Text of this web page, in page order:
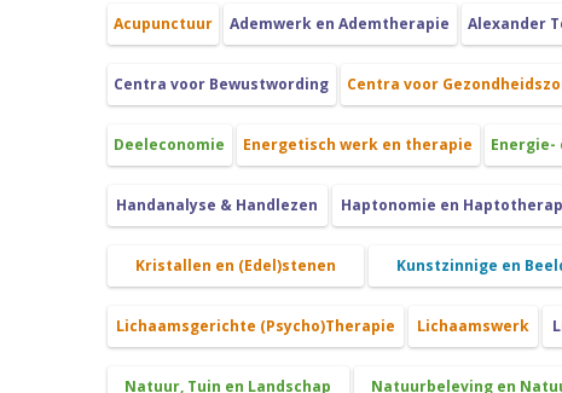
Acupunctuur Ademwerk en Ademtherapie Alexander
Centra voor Bewustwording Centra voor
Deeleconomie Energetisch werk en therapie
Handanalyse & Handlezen Haptonomie en
Kristallen en (Edel)stenen Kunstzinnige en
Lichaamsgerichte (Psycho)Therapie Lichaamswerk
Natuur, Tuin en Landschap Natuurbeleving en